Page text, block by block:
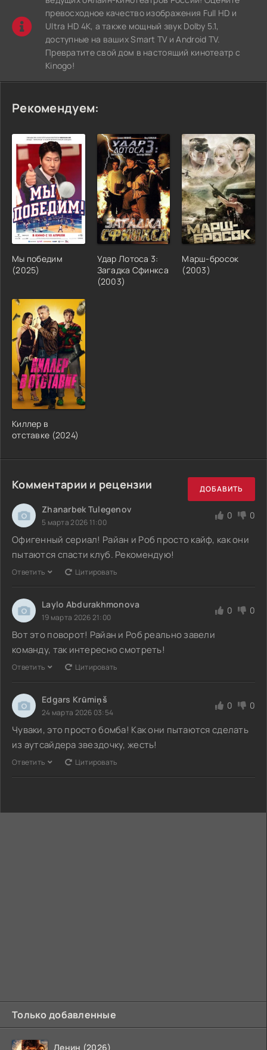
превосходное качество изображения Full HD и
Ultra HD 4K, а также мощный звук Dolby 5.1,
доступные на ваших Smart TV и Android TV.
Превратите свой дом в настоящий кинотеатр с
Kinogo!
Рекомендуем:
Мы победим
(2025)
Удар Лотоса 3:
Загадка Сфинкса
(2003)
Марш-бросок
(2003)
Киллер в
отставке (2024)
Комментарии и рецензии ДОБАВИТЬ
Zhanarbek Tulegenov
5 марта 2026 11:00
0 0
Офигенный сериал! Райан и Роб просто кайф, как они
пытаются спасти клуб. Рекомендую!
Ответить Цитировать
Laylo Abdurakhmonova
19 марта 2026 21:00
0 0
Вот это поворот! Райан и Роб реально завели
команду, так интересно смотреть!
Ответить Цитировать
Edgars Krūmiņš
24 марта 2026 03:54
0 0
Чуваки, это просто бомба! Как они пытаются сделать
из аутсайдера звездочку, жесть!
Ответить Цитировать
Только добавленные
Ленин (2026)